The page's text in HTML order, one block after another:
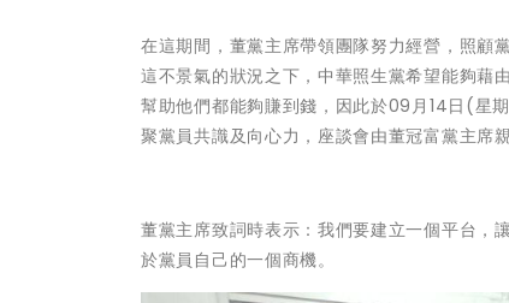
在這期間，董黨主席帶領團隊努力經營，照顧
這不景氣的狀況之下，中華照生黨希望能夠藉
幫助他們都能夠賺到錢，因此於09月14日(星
聚黨員共識及向心力，座談會由董冠富黨主席
董黨主席致詞時表示：我們要建立一個平台，
於黨員自己的一個商機。